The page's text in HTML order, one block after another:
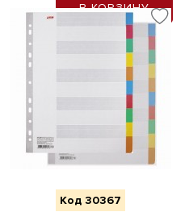
В КОРЗИНУ
Код 30367